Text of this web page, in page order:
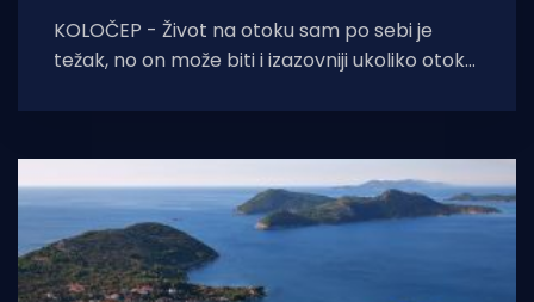
KOLOČEP - Život na otoku sam po sebi je
težak, no on može biti i izazovniji ukoliko otok